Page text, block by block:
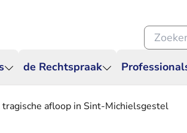
de Rechtspraak
Zoeken
afloop in Sint-Michielsgestel